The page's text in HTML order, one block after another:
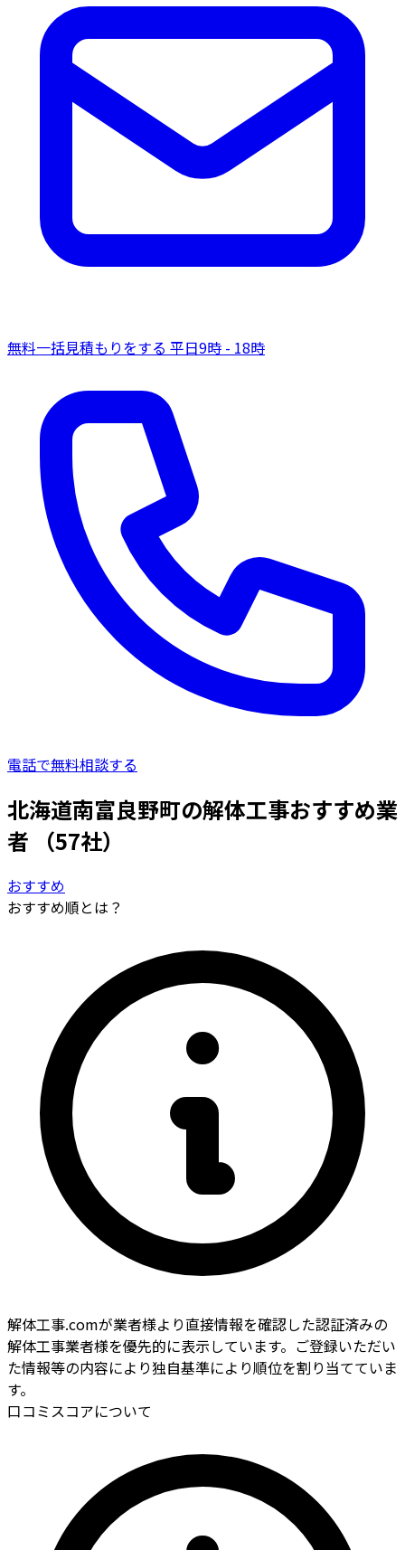
無料一括見積もりをする 平日9時 - 18時
電話で無料相談する
北海道南富良野町の解体工事おすすめ業
者
（57社）
おすすめ
おすすめ順とは？
解体工事.comが業者様より直接情報を確認した認証済みの
解体工事業者様を優先的に表示しています。ご登録いただい
た情報等の内容により独自基準により順位を割り当てていま
す。
口コミスコアについて